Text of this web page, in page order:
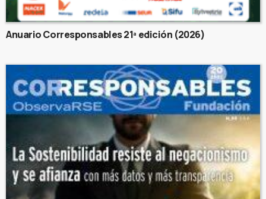
Anuario Corresponsables 21ª edición (2026)